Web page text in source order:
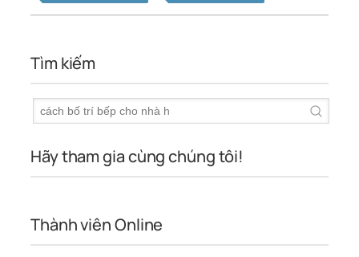
Tìm kiếm
Hãy tham gia cùng chúng tôi!
Thành viên Online